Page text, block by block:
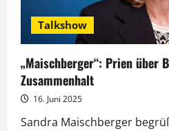
Talkshow
„Maischberger“: Prien über
Zusammenhalt
16. Juni 2025
Sandra Maischberger